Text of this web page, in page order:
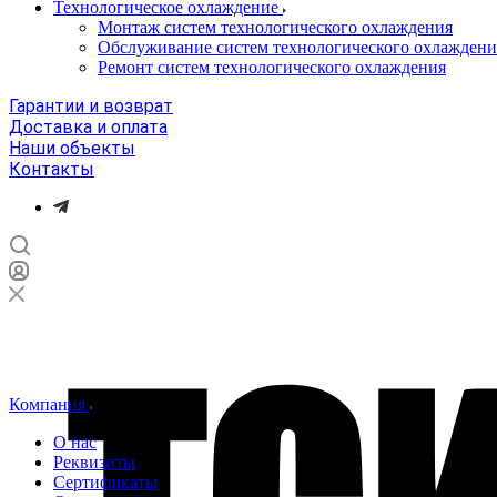
Технологическое охлаждение
Монтаж систем технологического охлаждения
Обслуживание систем технологического
Ремонт систем технологического охлаждения
Гарантии и возврат
Доставка и оплата
Наши объекты
Контакты
Компания
О нас
Реквизиты
Сертификаты